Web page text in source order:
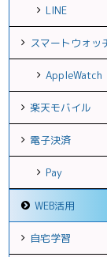
LINE
スマートウォッ
AppleWatch
楽天モバイル
電子決済
Pay
WEB活用
自宅学習